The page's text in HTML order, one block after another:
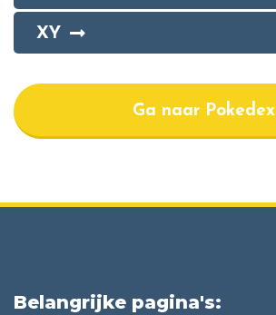
XY
Ga naar Pokedex
Belangrijke pagina's: